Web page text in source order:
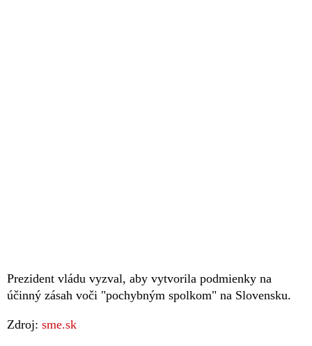
Prezident vládu vyzval, aby vytvorila podmienky na
účinný zásah voči "pochybným spolkom" na Slovensku.
Zdroj: sme.sk